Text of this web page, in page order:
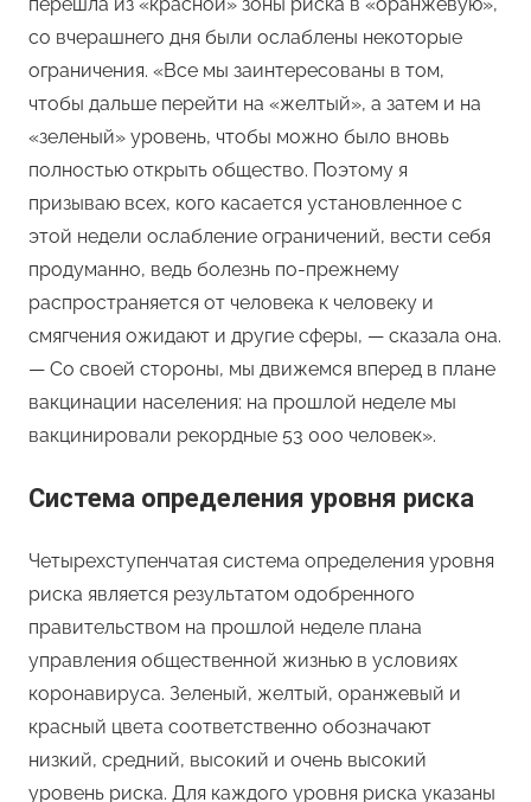
со вчерашнего дня были ослаблены некоторые
ограничения. «Все мы заинтересованы в том,
чтобы дальше перейти на «желтый», а затем и на
«зеленый» уровень, чтобы можно было вновь
полностью открыть общество. Поэтому я
призываю всех, кого касается установленное с
этой недели ослабление ограничений, вести себя
продуманно, ведь болезнь по-прежнему
распространяется от человека к человеку и
смягчения ожидают и другие сферы, — сказала она.
— Со своей стороны, мы движемся вперед в плане
вакцинации населения: на прошлой неделе мы
вакцинировали рекордные 53 000 человек».
Cистема определения уровня риска
Четырехступенчатая система определения уровня
риска является результатом одобренного
правительством на прошлой неделе плана
управления общественной жизнью в условиях
коронавируса. Зеленый, желтый, оранжевый и
красный цвета соответственно обозначают
низкий, средний, высокий и очень высокий
уровень риска. Для каждого уровня риска указаны